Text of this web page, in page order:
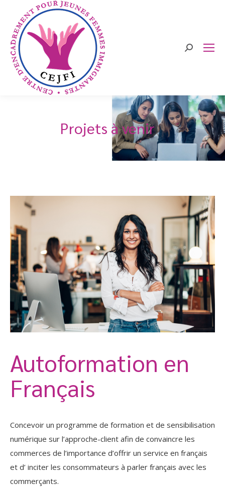
Search:
Projets à venir
Autoformation en
Français
Concevoir un programme de formation et de sensibilisation
numérique sur l’approche-client afin de convaincre les
commerces de l’importance d’offrir un service en français
et d’ inciter les consommateurs à parler français avec les
commerçants.